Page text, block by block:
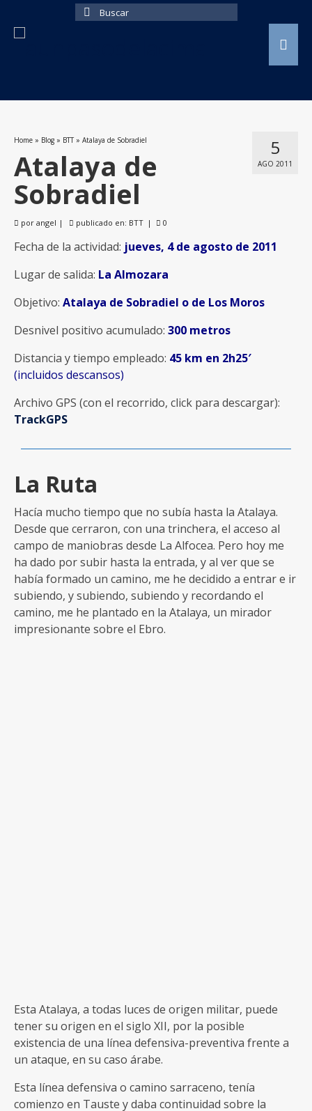
Buscar
5
AGO 2011
Home » Blog » BTT » Atalaya de Sobradiel
Atalaya de
Sobradiel
por angel | publicado en: BTT | 0
Fecha de la actividad: jueves, 4 de agosto de 2011
Lugar de salida: La Almozara
Objetivo: Atalaya de Sobradiel o de Los Moros
Desnivel positivo acumulado: 300 metros
Distancia y tiempo empleado: 45 km en 2h25′
(incluidos descansos)
Archivo GPS (con el recorrido, click para descargar):
TrackGPS
La Ruta
Hacía mucho tiempo que no subía hasta la Atalaya.
Desde que cerraron, con una trinchera, el acceso al
campo de maniobras desde La Alfocea. Pero hoy me
ha dado por subir hasta la entrada, y al ver que se
había formado un camino, me he decidido a entrar e ir
subiendo, y subiendo, subiendo y recordando el
camino, me he plantado en la Atalaya, un mirador
impresionante sobre el Ebro.
Esta Atalaya, a todas luces de origen militar, puede
tener su origen en el siglo XII, por la posible
existencia de una línea defensiva-preventiva frente a
un ataque, en su caso árabe.
Esta línea defensiva o camino sarraceno, tenía
comienzo en Tauste y daba continuidad sobre la